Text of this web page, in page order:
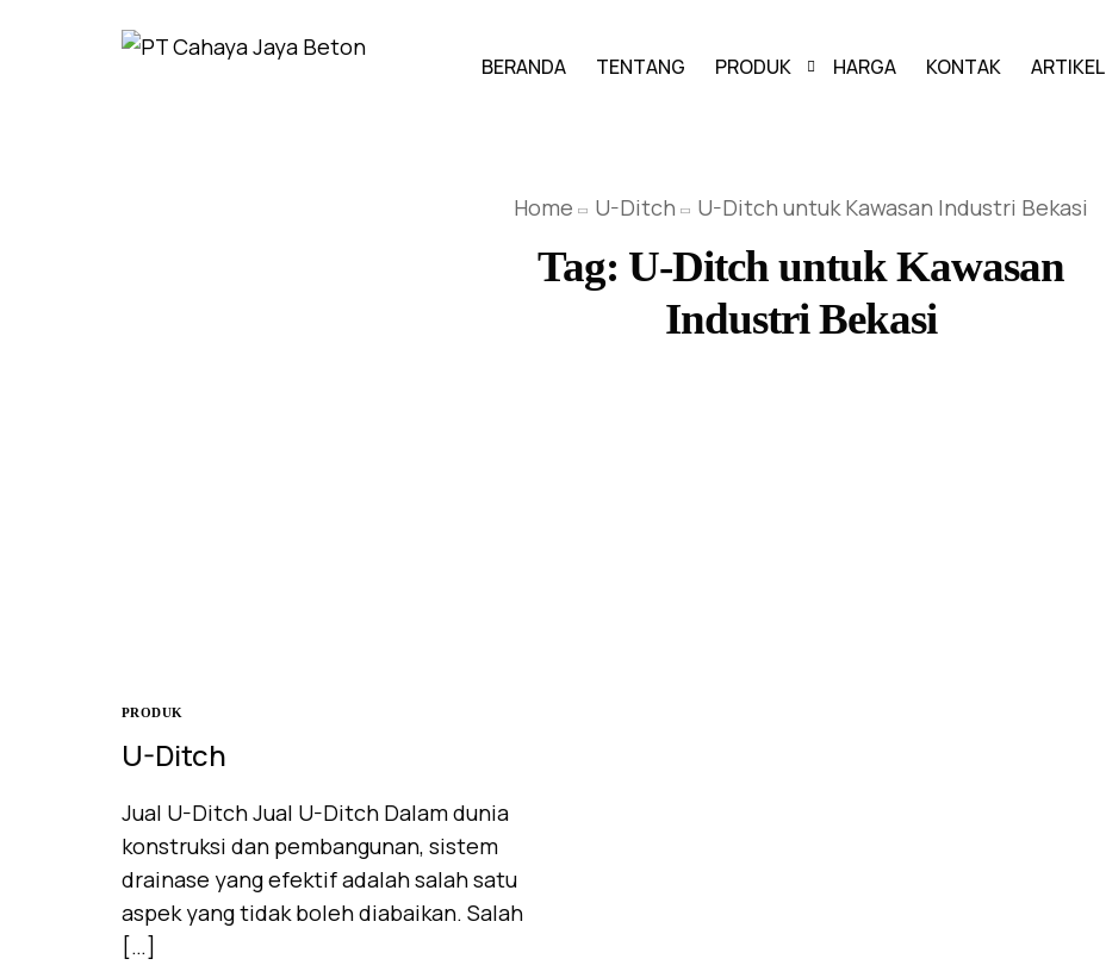
BERANDA TENTANG PRODUK
PAVING BLOCK
GRASS BLOCK
BUIS BETON
HARGA KONTAK ARTIKEL
Home U-Ditch U-Ditch untuk Kawasan Industri Bekasi
Tag: U-Ditch untuk Kawasan
Industri Bekasi
PRODUK
U-Ditch
Jual U-Ditch Jual U-Ditch Dalam dunia
konstruksi dan pembangunan, sistem
drainase yang efektif adalah salah satu
aspek yang tidak boleh diabaikan. Salah
[…]